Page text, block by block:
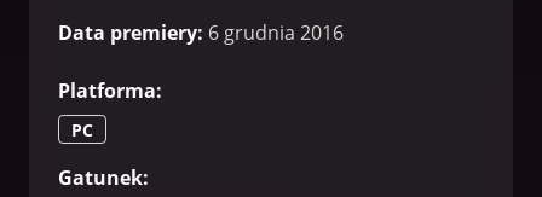
zabijania, sabotażu i szpiegostwa.
Data premiery: 6 grudnia 2016
Platforma:
PC
Gatunek: